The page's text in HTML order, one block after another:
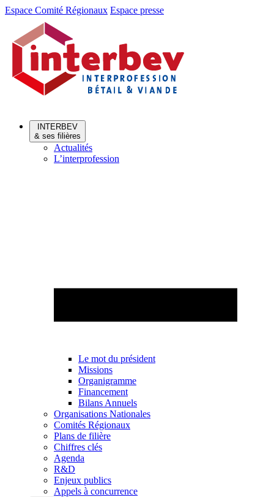
Aller
Aller
contenu
Espace Comité Régionaux Espace presse
INTERBEV
& ses filières
Actualités
L’interprofession
Le mot du président
Missions
Organigramme
Financement
Bilans Annuels
Organisations Nationales
Comités Régionaux
Plans de filière
Chiffres clés
Agenda
R&D
Enjeux publics
Appels à concurrence